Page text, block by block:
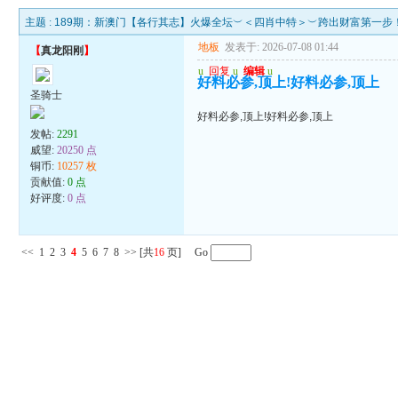
主题 : 189期：新澳门【各行其志】火爆全坛︶＜四肖中特＞︶跨出财富第一步
【真龙阳刚 】
圣骑士
发帖:2291
威望:20250 点
铜币: 10257 枚
贡献值:0 点
好评度:0 点
地板 发表于: 2026-07-08 01:44
u 回复 u 编辑 u
好料必参,顶上!好料必参,顶上
好料必参,顶上!好料必参,顶上
<< 1 2 3 4 5 6 7 8 >> [共16 页] Go